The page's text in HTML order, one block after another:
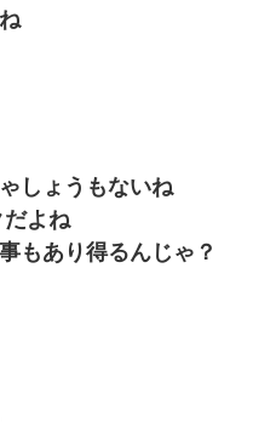
しょうもないね
よね
もあり得るんじゃ？